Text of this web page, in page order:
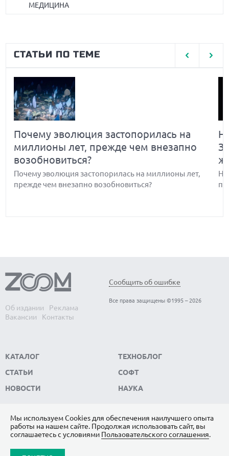
МЕДИЦИНА
СТАТЬИ ПО ТЕМЕ
Почему эволюция застопорилась на
миллионы лет, прежде чем внезапно
возобновиться?
Почему эволюция застопорилась на миллионы лет,
прежде чем внезапно возобновиться?
Обнаружены биологические часы-
хронометр организма — когда они
выходят из строя, развитие человека
останавливается
человека останавливается
Об издании
Реклама
Вакансии
Контакты
Сообщить об ошибке
Все права защищены ©1995 – 2026
КАТАЛОГ
СТАТЬИ
НОВОСТИ
ТЕХНОБЛОГ
СОФТ
НАУКА
ПОДПИШИТЕСЬ НА НАС
ЯНДЕКС.ДЗЕН
Мы используем Сookies для обеспечения наилучшего опыта
работы на нашем сайте. Продолжая использовать сайт, вы
соглашаетесь с условиями Пользовательского соглашения.